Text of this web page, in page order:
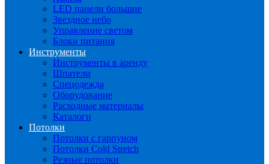
LED панели большие
Звездное небо
Управление светом
Блоки питания
Инструменты
Инструменты в аренду
Шпатели
Спецодежда
Оборудование
Расходные материалы
Каталоги
Потолки
Потолки с гарпуном
Потолки Cold Stretch
Резные потолки